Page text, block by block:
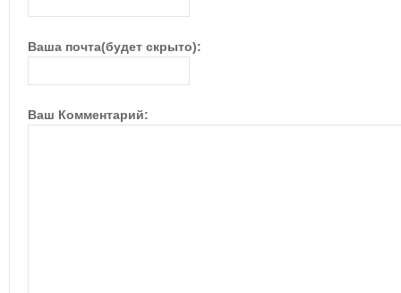
Ваша почта(будет скрыто):
Ваш Комментарий: